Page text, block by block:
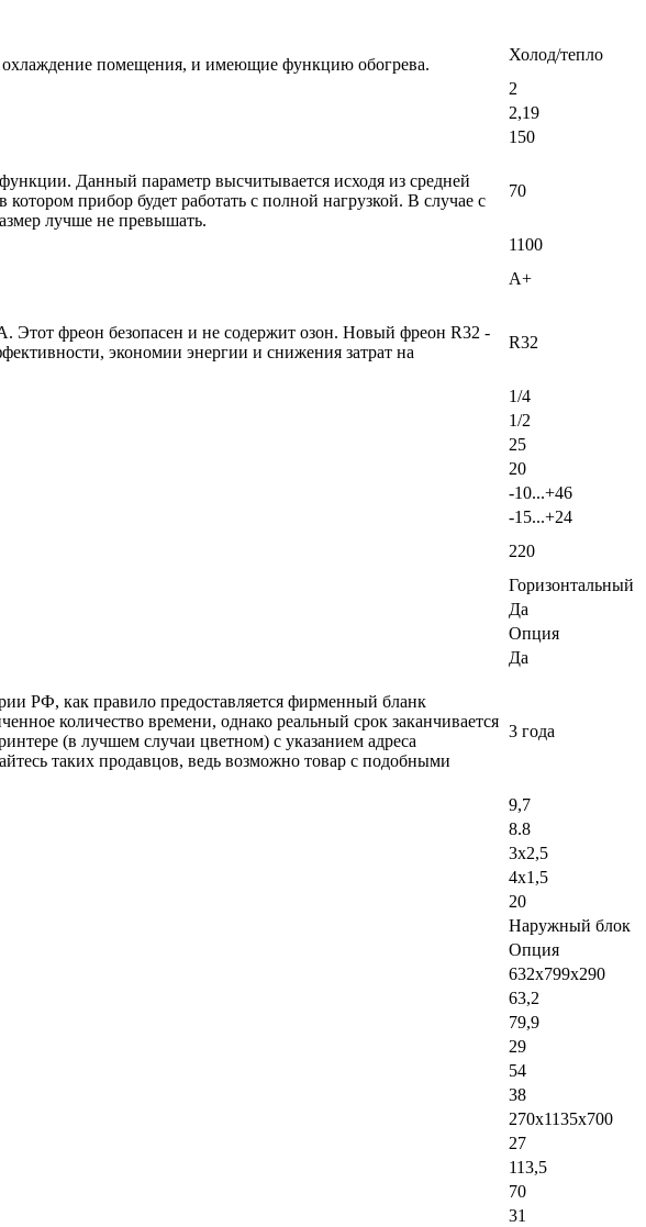
помещения, и имеющие функцию обогрева.
Холод/тепло
2
2,19
150
Данный параметр высчитывается исходя из средней
прибор будет работать с полной нагрузкой. В случае с
лучше не превышать.
70
1100
A+
Этот фреон безопасен и не содержит озон. Новый фреон R32 -
экономии энергии и снижения затрат на
R32
1/4
1/2
25
20
-10...+46
-15...+24
220
Горизонтальный
Да
Опция
Да
РФ, как правило предоставляется фирменный бланк
количество времени, однако реальный срок заканчивается
(в лучшем случаи цветном) с указанием адреса
таких продавцов, ведь возможно товар с подобными
3 года
9,7
8.8
3x2,5
4x1,5
20
Наружный блок
Опция
632х799х290
63,2
79,9
29
54
38
270х1135х700
27
113,5
70
31